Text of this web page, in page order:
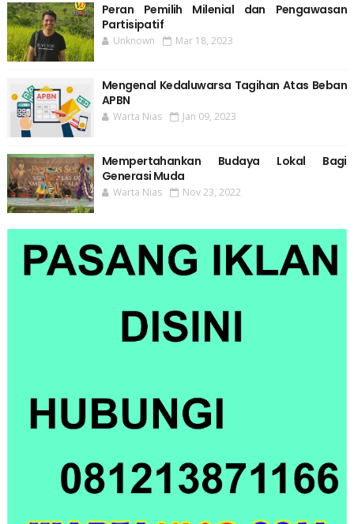
Peran Pemilih Milenial dan Pengawasan
Partisipatif
Unknown Mar 18, 2023
Mengenal Kedaluwarsa Tagihan Atas Beban
APBN
Warta Nias Jan 09, 2023
Mempertahankan Budaya Lokal Bagi
Generasi Muda
Warta Nias Nov 23, 2022